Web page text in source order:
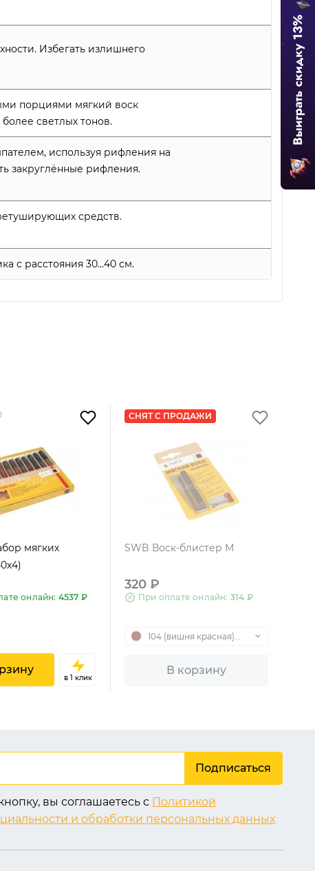
Избегать излишнего
порциями мягкий воск
светлых тонов.
используя рифления на
закруглённые рифления.
средств.
с расстояния 30…40 см.
мягких
онлайн: 4537 ₽
в 1 клик
СНЯТ С ПРОДАЖИ
SWB Воск-блистер М
320 ₽
При оплате онлайн: 314 ₽
104 (вишня красная)
В корзину
Подписаться
вы соглашаетесь с Политикой
и обработки персональных данных